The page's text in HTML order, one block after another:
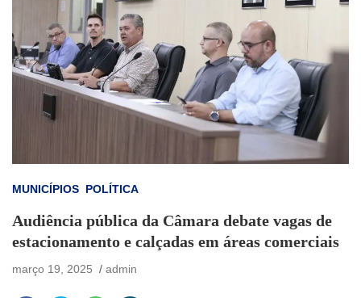
MUNICÍPIOS POLÍTICA
Audiência pública da Câmara debate vagas de
estacionamento e calçadas em áreas comerciais
março 19, 2025 admin